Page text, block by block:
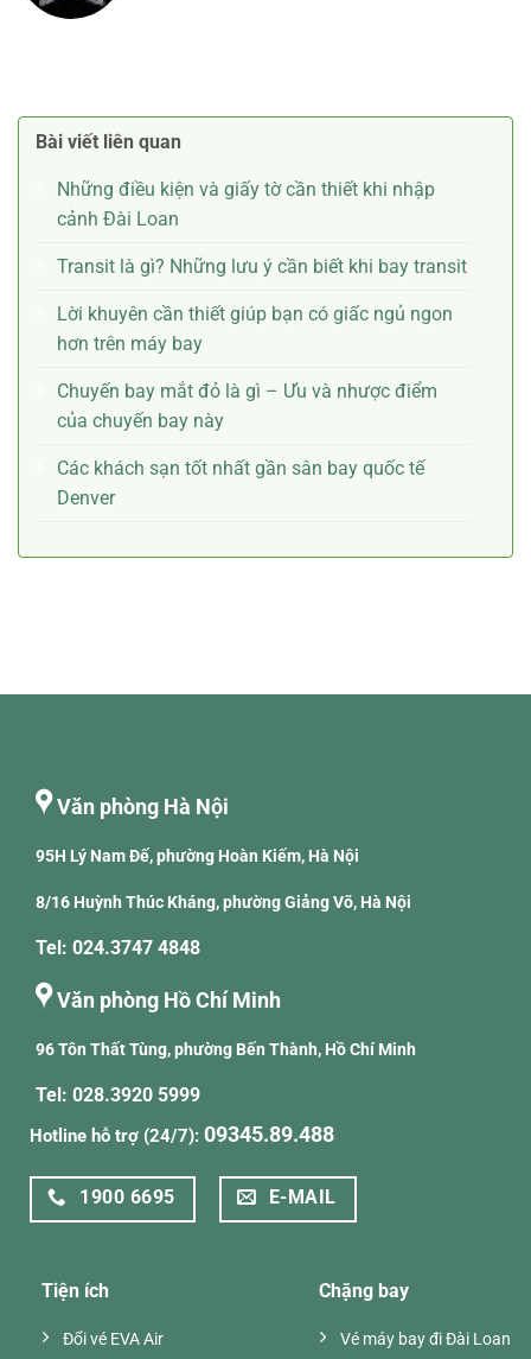
Bài viết liên quan
Những điều kiện và giấy tờ cần thiết khi nhập
cảnh Đài Loan
Transit là gì? Những lưu ý cần biết khi bay transit
Lời khuyên cần thiết giúp bạn có giấc ngủ ngon
hơn trên máy bay
Chuyến bay mắt đỏ là gì – Ưu và nhược điểm
của chuyến bay này
Các khách sạn tốt nhất gần sân bay quốc tế
Denver
Văn phòng Hà Nội
95H Lý Nam Đế, phường Hoàn Kiếm, Hà Nội
8/16 Huỳnh Thúc Kháng, phường Giảng Võ, Hà Nội
Tel: 024.3747 4848
Văn phòng Hồ Chí Minh
96 Tôn Thất Tùng, phường Bến Thành, Hồ Chí Minh
Tel: 028.3920 5999
Hotline hỗ trợ (24/7): 09345.89.488
1900 6695 E-MAIL
Tiện ích
Đổi vé EVA Air
Chặng bay
Vé máy bay đi Đài Loan